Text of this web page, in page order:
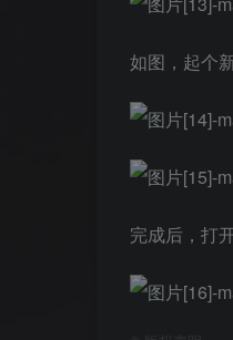
如图，起个
完成后，打